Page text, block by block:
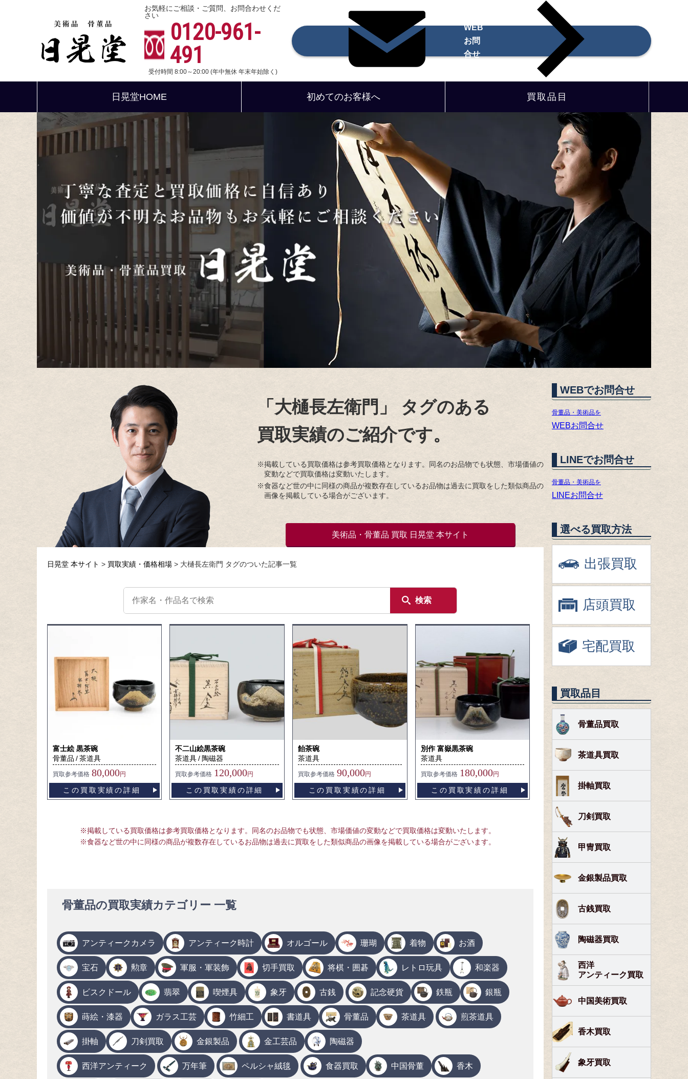
お気軽にご相談・ご質問、お問合わせくだ
さい
0120-961-
491
受付時間 8:00～20:00 (年中無休 年末年始除く)
WEB
お問
合せ
日晃堂HOME 初めてのお客様へ 買取品目
「大樋長左衛門」
タグのある
買取実績のご紹介です。
※掲載している買取価格は参考買取価格となります。同名のお品物でも状態、市場価値の
変動などで買取価格は変動いたします。
※食器など世の中に同様の商品が複数存在しているお品物は過去に買取をした類似商品の
画像を掲載している場合がございます。
美術品・骨董品 買取 日晃堂 本サイト
日晃堂 本サイト 買取実績・価格相場 大樋長左衛門 タグのついた記事一覧
検索
富士絵 黒茶碗
骨董品
茶道具
買取参考価格 80,000円
この買取実績の詳細
不二山絵黒茶碗
茶道具
陶磁器
買取参考価格 120,000円
この買取実績の詳細
飴茶碗
茶道具
買取参考価格 90,000円
この買取実績の詳細
別作 富嶽黒茶碗
茶道具
買取参考価格 180,000円
この買取実績の詳細
※掲載している買取価格は参考買取価格となります。同名のお品物でも状態、市場価値の変動などで買取価格は変動いたします。
※食器など世の中に同様の商品が複数存在しているお品物は過去に買取をした類似商品の画像を掲載している場合がございます。
骨董品の買取実績カテゴリー 一覧
アンティークカメラ アンティーク時計 オルゴール 珊瑚 着物 お酒
宝石 勲章 軍服・軍装飾 切手買取 将棋・囲碁 レトロ玩具 和楽器
ビスクドール 翡翠 喫煙具 象牙 古銭 記念硬貨 鉄瓶 銀瓶
蒔絵・漆器 ガラス工芸 竹細工 書道具 骨董品 茶道具 煎茶道具
掛軸 刀剣買取 金銀製品 金工芸品 陶磁器
西洋アンティーク 万年筆 ペルシャ絨毯 食器買取 中国骨董 香木
WEBでお問合せ
骨董品・美術品を
WEBお問合せ
LINEでお問合せ
骨董品・美術品を
LINEお問合せ
選べる買取方法
出張買取
店頭買取
宅配買取
買取品目
骨董品買取
茶道具買取
掛軸買取
刀剣買取
甲冑買取
金銀製品買取
古銭買取
陶磁器買取
西洋
アンティーク買取
中国美術買取
香木買取
象牙買取